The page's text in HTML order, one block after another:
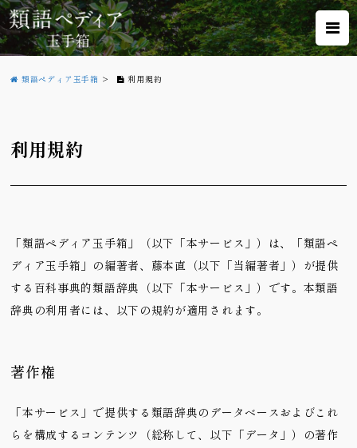
類語ペディア玉手箱 > 利用規約
利用規約
「類語ペディア玉手箱」（以下「本サービス」）は、「類語ペ
ディア玉手箱」の編著者、藤本直（以下「当編著者」）が提供
する百科事典的類語辞典（以下「本サービス」）です。本類語
辞典の利用者には、以下の規約が適用されます。
著作権
「本サービス」で提供する類語辞典のデータベースおよびこれ
らを構成するコンテンツ（総称して、以下「データ」）の著作